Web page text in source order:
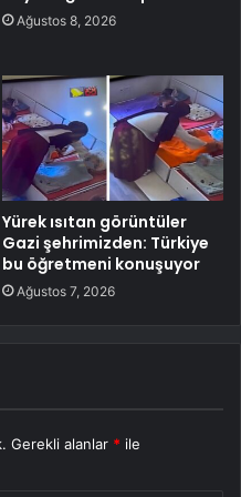
Ağustos 8, 2026
Yürek ısıtan görüntüler
Gazi şehrimizden: Türkiye
bu öğretmeni konuşuyor
Ağustos 7, 2026
Gerekli alanlar * ile